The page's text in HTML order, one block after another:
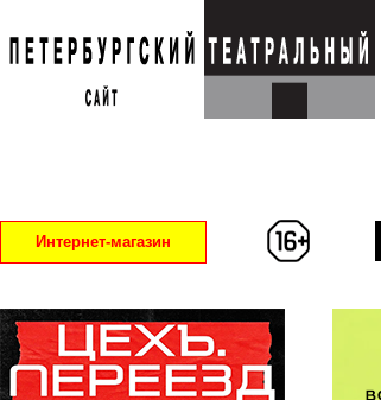
Интернет-магазин